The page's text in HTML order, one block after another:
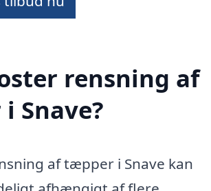
rensning af
Snave?
af tæpper i Snave kan